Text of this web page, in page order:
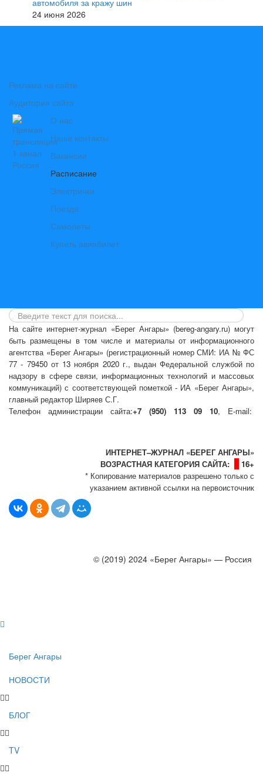
24 июня 2026
Реклама на сайте
Аудитория сайта
О нас
Наши контакты
Вакансии
Расписание
Электрички
Поезда
Самолеты
Купить авиабилет
На сайте интернет-журнал «Берег Ангары» (bereg-angary.ru) могут
быть размещены в том числе и материалы от информационного
агентства «Берег Ангары» (регистрационный номер СМИ: ИА № ФС
77 - 79450 от 13 ноября 2020 г., выдан Федеральной службой по
надзору в сфере связи, информационных технологий и массовых
коммуникаций) с соответствующей пометкой - ИА «Берег Ангары»,
главный редактор Ширяев С.Г.
Телефон администрации сайта:+7 (950) 113 09 10, E-mail:
ИНТЕРНЕТ–ЖУРНАЛ «БЕРЕГ АНГАРЫ»
ВОЗРАСТНАЯ КАТЕГОРИЯ САЙТА:
16+
* Копирование материалов разрешено только с
указанием активной ссылки на первоисточник
© (2019) 2024 «Берег Ангары» — Россия
Берег Ангары
НОВОСТИ
БЛОГ
TV